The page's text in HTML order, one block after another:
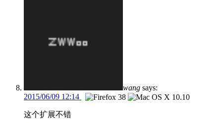
wang says:
2015/06/09 12:14
这个扩展不错